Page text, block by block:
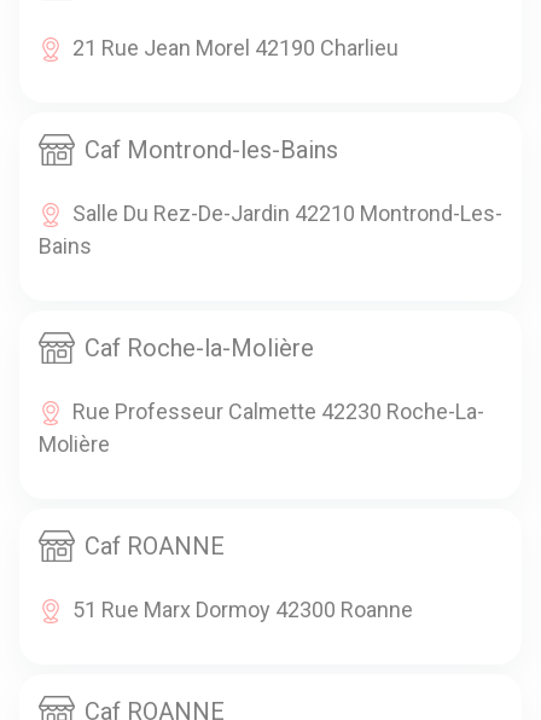
21 Rue Jean Morel 42190 Charlieu
Caf Montrond-les-Bains
Salle Du Rez-De-Jardin 42210 Montrond-Les-
Bains
Caf Roche-la-Molière
Rue Professeur Calmette 42230 Roche-La-
Molière
Caf ROANNE
51 Rue Marx Dormoy 42300 Roanne
Caf ROANNE